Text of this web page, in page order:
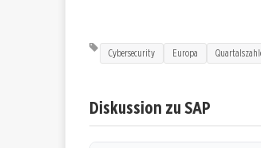
Cybersecurity Europa
Diskussion zu SAP